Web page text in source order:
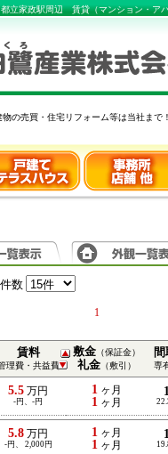
立家政駅周辺 賃貸（マンション・ア
の売買・住宅リフォーム等は当社まで
数
1
賃料
理費・共益費
敷金 （保証金）
礼金 （敷引） 専
5.5 万円
-円、-円
1 ヶ月
1 ヶ月
5.8 万円
-円、 2,000円
1 ヶ月
1 ヶ月